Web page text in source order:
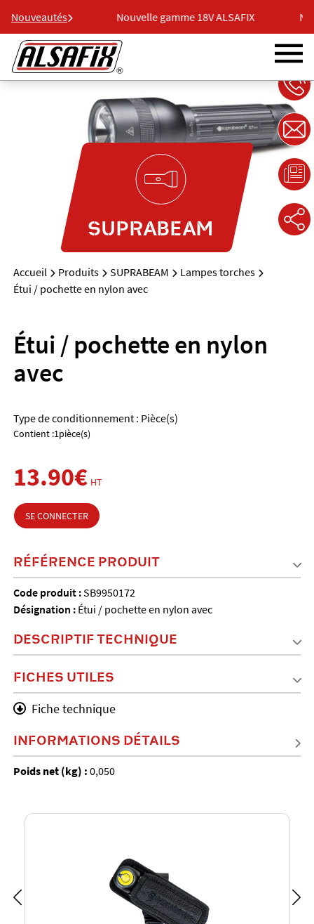
Nouveautés
18V ALSAFIX Nouvelle gamme 18V ALSAFIX
SUPRABEAM
Accueil Produits SUPRABEAM
Lampes torches
Étui / pochette en nylon avec
Étui / pochette en nylon
avec
Type de conditionnement : Pièce(s)
Contient :1pièce(s)
13.90€ HT
SE CONNECTER
RÉFÉRENCE PRODUIT
Code produit :SB9950172
Désignation : Étui / pochette en nylon avec
DESCRIPTIF TECHNIQUE
FICHES UTILES
Fiche technique
INFORMATIONS DÉTAILS
Poids net (kg) : 0,050